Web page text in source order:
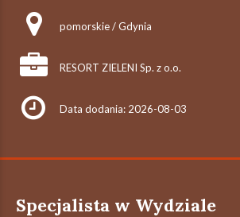
pomorskie / Gdynia
RESORT ZIELENI Sp. z o.o.
Data dodania: 2026-08-03
Specjalista w Wydziale